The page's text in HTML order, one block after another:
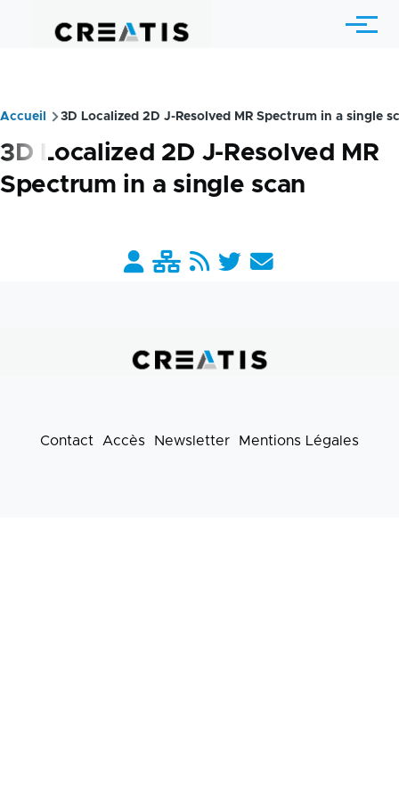
Menu
Fil
d'Ariane
Accueil 3D Localized 2D J-Resolved MR Spectrum in a single
3D Localized 2D J-Resolved MR
Spectrum in a single scan
Barre
Contact Accès Newsletter Mentions Légales